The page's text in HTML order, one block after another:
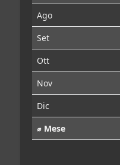
Ago
Set
Ott
Nov
Dic
⌀ Mese